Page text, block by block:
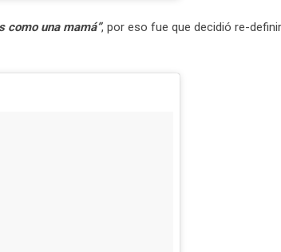
como una mamá”, por eso fue que decidió re-